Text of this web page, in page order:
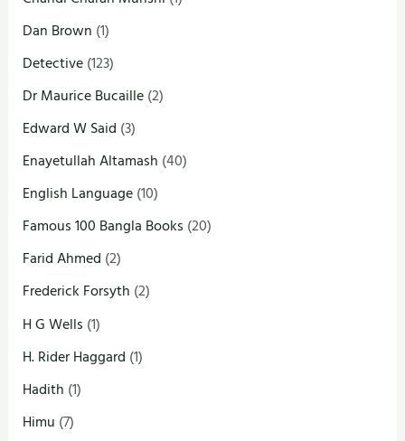
Dan Brown (1)
Detective(123)
Dr Maurice Bucaille(2)
Edward W Said (3)
Enayetullah Altamash (40)
English Language(10)
Famous 100 Bangla Books (20)
Farid Ahmed (2)
Frederick Forsyth (2)
H G Wells (1)
H. Rider Haggard (1)
Hadith (1)
Himu (7)